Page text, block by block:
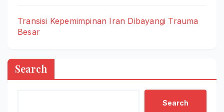
Transisi Kepemimpinan Iran Dibayangi Trauma
Besar
Search
Search